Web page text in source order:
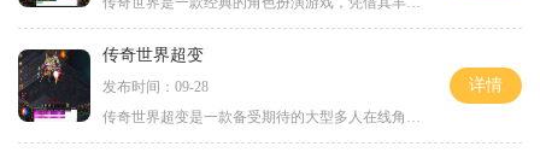
传奇世界超变
发布时间：09-28
详情